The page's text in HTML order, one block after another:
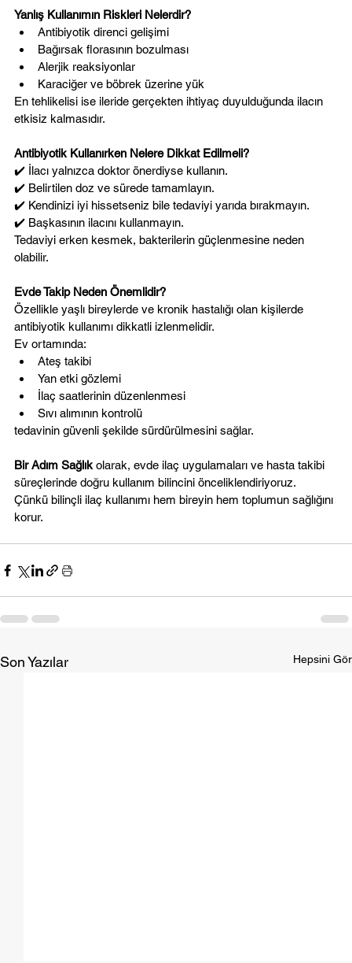
Yanlış Kullanımın Riskleri Nelerdir?
Antibiyotik direnci gelişimi
Bağırsak florasının bozulması
Alerjik reaksiyonlar
Karaciğer ve böbrek üzerine yük
En tehlikelisi ise ileride gerçekten ihtiyaç duyulduğunda ilacın
etkisiz kalmasıdır.
Antibiyotik Kullanırken Nelere Dikkat Edilmeli?
✔️ İlacı yalnızca doktor önerdiyse kullanın.
✔️ Belirtilen doz ve sürede tamamlayın.
✔️ Kendinizi iyi hissetseniz bile tedaviyi yarıda bırakmayın.
✔️ Başkasının ilacını kullanmayın.
Tedaviyi erken kesmek, bakterilerin güçlenmesine neden
olabilir.
Evde Takip Neden Önemlidir?
Özellikle yaşlı bireylerde ve kronik hastalığı olan kişilerde
antibiyotik kullanımı dikkatli izlenmelidir.
Ev ortamında:
Ateş takibi
Yan etki gözlemi
İlaç saatlerinin düzenlenmesi
Sıvı alımının kontrolü
tedavinin güvenli şekilde sürdürülmesini sağlar.
Bir Adım Sağlık olarak, evde ilaç uygulamaları ve hasta takibi
süreçlerinde doğru kullanım bilincini önceliklendiriyoruz.
Çünkü bilinçli ilaç kullanımı hem bireyin hem toplumun sağlığını
korur.
Son Yazılar Hepsini Gör